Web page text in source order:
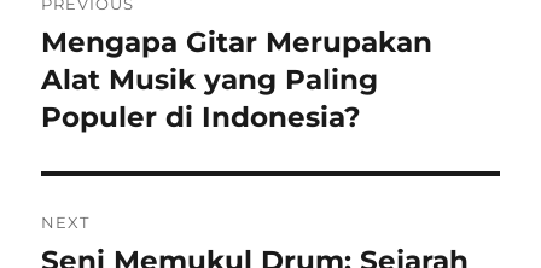
navigation
Previous
post:
Mengapa Gitar Merupakan
Alat Musik yang Paling
Populer di Indonesia?
NEXT
Next
Seni Memukul Drum: Sejarah